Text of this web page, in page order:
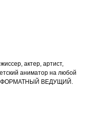
актер, артист,
аниматор на любой
ВЕДУЩИЙ.